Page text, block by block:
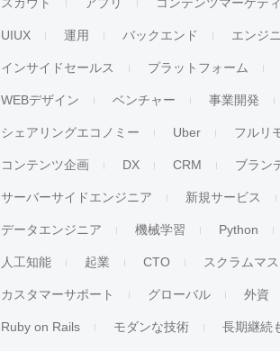
UIUX 運用 バックエンド エンジ
インサイドセールス プラットフォーム
WEBデザイン ベンチャー 事業開発
シェアリングエコノミー Uber フルリ
コンテンツ企画 DX CRM ブラン
サーバーサイドエンジニア 新規サービス
データエンジニア 機械学習 Python
人工知能 起業 CTO スクラムマ
カスタマーサポート グローバル 外資
Ruby on Rails モダンな技術 長期継続